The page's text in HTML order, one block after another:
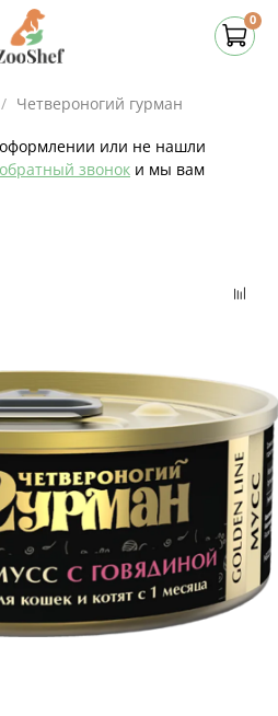
0
Четвероногий гурман
или не нашли
звонок и мы вам